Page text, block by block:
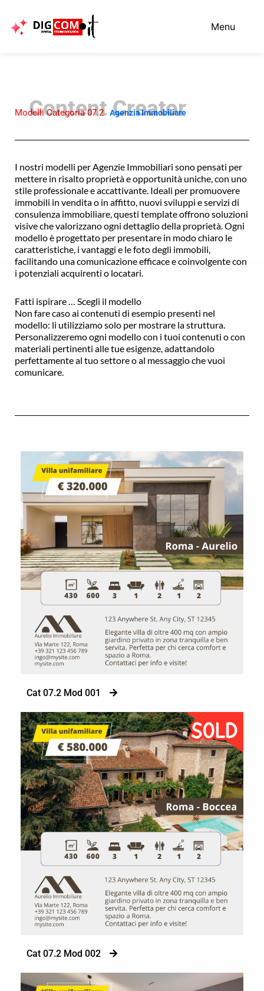
contenuto
Menu
Modelli Categoria 07.2 Agenzia Immobiliare
I nostri modelli per Agenzie Immobiliari sono pensati per
mettere in risalto proprietà e opportunità uniche, con uno
stile professionale e accattivante. Ideali per promuovere
immobili in vendita o in affitto, nuovi sviluppi e servizi di
consulenza immobiliare, questi template offrono soluzioni
visive che valorizzano ogni dettaglio della proprietà. Ogni
modello è progettato per presentare in modo chiaro le
caratteristiche, i vantaggi e le foto degli immobili,
facilitando una comunicazione efficace e coinvolgente con
i potenziali acquirenti o locatari.
Fatti ispirare … Scegli il modello
Non fare caso ai contenuti di esempio presenti nel
modello: li utilizziamo solo per mostrare la struttura.
Personalizzeremo ogni modello con i tuoi contenuti o con
materiali pertinenti alle tue esigenze, adattandolo
perfettamente al tuo settore o al messaggio che vuoi
comunicare.
Cat 07.2 Mod 001
Cat 07.2 Mod 002